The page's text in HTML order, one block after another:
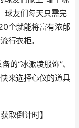
球友们每天只需完
个就能将富有浓郁
行衣柜。
“冰激凌服饰”、
来选择心仪的道具
取倒计时】